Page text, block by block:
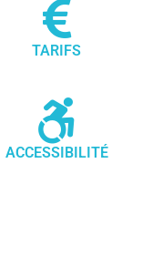
TARIFS
ACCESSIBILITÉ